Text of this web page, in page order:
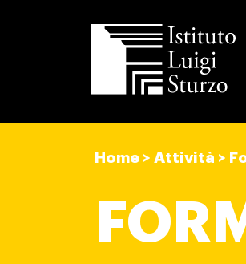
Istituto
Home > Attività >